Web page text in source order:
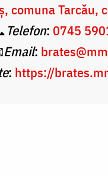
comuna Tarcău,
Telefon: 0745
Email:
: https://